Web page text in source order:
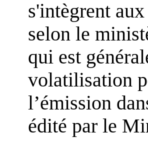
s'intègrent
selon le
qui est
volatilisation
l’émission
édité par le